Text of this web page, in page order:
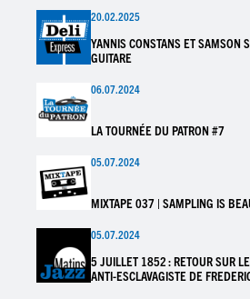
20.02.2025
YANNIS CONSTANS ET SAMSON
GUITARE
06.07.2024
LA TOURNÉE DU PATRON #7
05.07.2024
MIXTAPE 037 | SAMPLING IS
05.07.2024
5 JUILLET 1852 : RETOUR SUR
ANTI-ESCLAVAGISTE DE